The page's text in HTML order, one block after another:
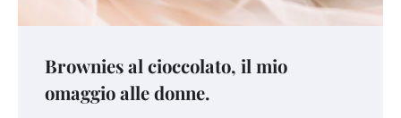
Brownies al cioccolato, il mio
omaggio alle donne.